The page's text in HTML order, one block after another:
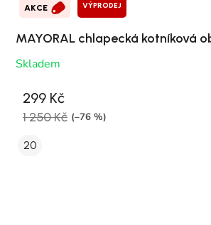
AKCE VÝPRODEJ
MAYORAL chlapecká kotníková
Skladem
299 Kč
1 250 Kč (–76 %)
20